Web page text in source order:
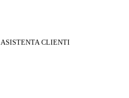
ASISTENTA CLIENTI